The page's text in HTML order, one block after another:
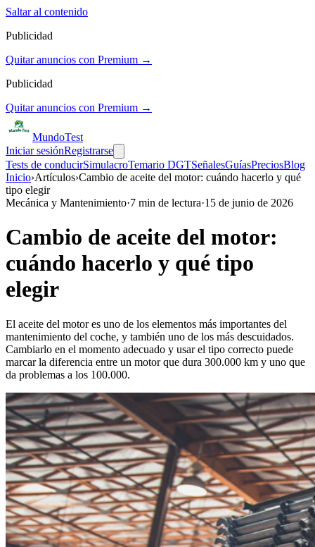
Saltar al contenido
Publicidad
Quitar anuncios con Premium →
Publicidad
Quitar anuncios con Premium →
MundoTest
Iniciar sesiónRegistrarse
Tests de conducirSimulacroTemario DGTSeñalesGuíasPreciosBlog
Inicio›Artículos›Cambio de aceite del motor: cuándo hacerlo y qué
tipo elegir
Mecánica y Mantenimiento·7 min de lectura·15 de junio de 2026
Cambio de aceite del motor:
cuándo hacerlo y qué tipo
elegir
El aceite del motor es uno de los elementos más importantes del
mantenimiento del coche, y también uno de los más descuidados.
Cambiarlo en el momento adecuado y usar el tipo correcto puede
marcar la diferencia entre un motor que dura 300.000 km y uno que
da problemas a los 100.000.